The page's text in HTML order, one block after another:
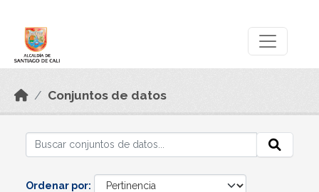
Conjuntos de datos
Ordenar por